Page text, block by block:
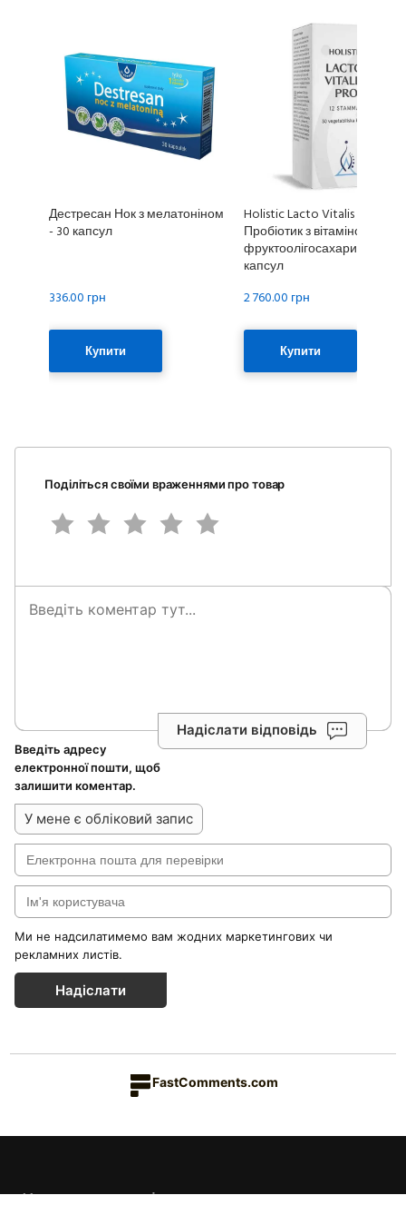
Дестресан Нок з мелатоніном
- 30 капсул
336.00 грн
Купити
Holistic Lacto Vitalis Pro
Пробіотик з вітаміном C та
фруктоолігосахаридами -
капсул
2 760.00 грн
Купити
Поділіться своїми враженнями про товар
Надіслати відповідь
Введіть адресу
електронної пошти, щоб
залишити коментар.
У мене є обліковий запис
Ми не надсилатимемо вам жодних маркетингових чи
рекламних листів.
Надіслати
FastComments.com
Каталог товарів